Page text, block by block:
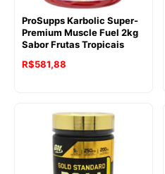
ProSupps Karbolic Super-
Premium Muscle Fuel 2kg
Sabor Frutas Tropicais
R$581,88